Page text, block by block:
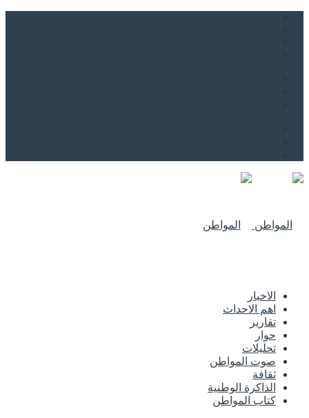
الاخبار
اهم الاحداث
تقارير
حوار
تحليلات
صوت المواطن
ثقافة
الذاكرة الوطنية
كتاب المواطن